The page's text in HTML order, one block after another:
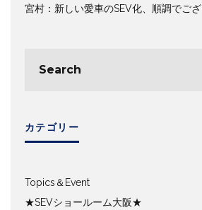
宮村：新しい愛車のSEV化、順調でご
カテゴリー
Topics＆Event
★SEVショールーム大阪★